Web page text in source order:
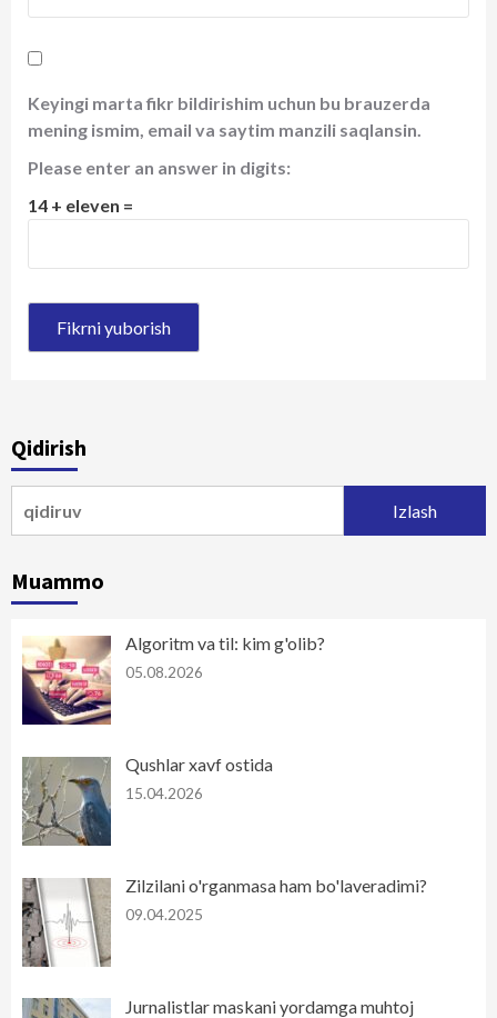
Keyingi marta fikr bildirishim uchun bu brauzerda
mening ismim, email va saytim manzili saqlansin.
Please enter an answer in digits:
14 + eleven =
Qidirish
Muammo
Algoritm va til: kim g'olib?
05.08.2026
Qushlar xavf ostida
15.04.2026
Zilzilani o'rganmasa ham bo'laveradimi?
09.04.2025
Jurnalistlar maskani yordamga muhtoj